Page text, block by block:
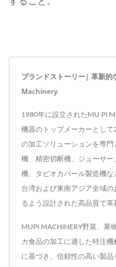
ブランドストーリー| 革新的
Machinery
1980年に設立されたMU PI
機器のトップメーカーとし
の加工ソリューションを専
機、精密切断機、ジューサ
機、タピオカパール製造機な
台湾および東南アジア全域
るよう設計された高品質で革
MUPI MACHINERY野菜、果
カ食品の加工に適した特注
に基づき、信頼性の高い製